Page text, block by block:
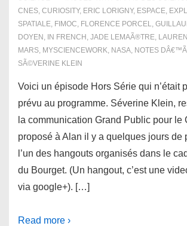
CNES, CURIOSITY, ERIC LORIGNY, ESPACE,
SPATIALE, FIMOC, FLORENCE PORCEL,
DOYEN , IN FRENCH , JADE LEMAÃ®TRE,
MARS, MYSCIENCEWORK, NASA, NOTES
SÃ©VERINE KLEIN
Voici un épisode Hors Série qui n’était
prévu au programme. Séverine Klein,
la communication Grand Public pour le
proposé à Alan il y a quelques jours de
l’un des hangouts organisés dans le
du Bourget. (Un hangout, c’est une
via google+). […]
Read more ›